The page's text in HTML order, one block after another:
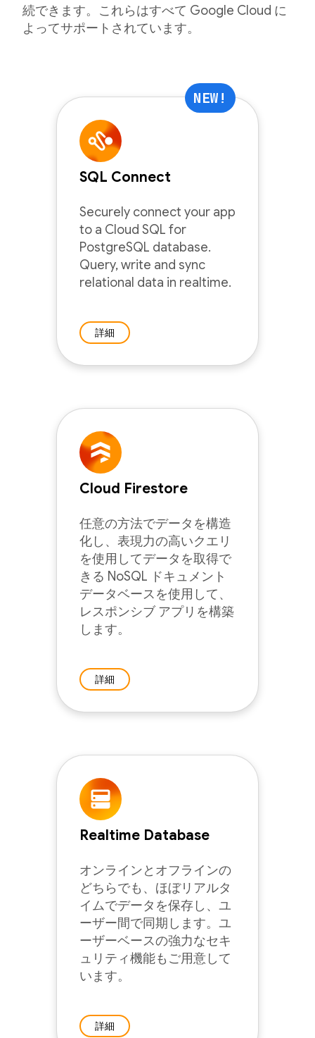
続できます。これらはすべて Google Cloud に
よってサポートされています。
NEW!
SQL Connect
Securely connect your app
to a Cloud SQL for
PostgreSQL database.
Query, write and sync
relational data in realtime.
詳細
Cloud Firestore
任意の方法でデータを構造
化し、表現力の高いクエリ
を使用してデータを取得で
きる NoSQL ドキュメント
データベースを使用して、
レスポンシブ アプリを構築
します。
詳細
Realtime Database
オンラインとオフラインの
どちらでも、ほぼリアルタ
イムでデータを保存し、ユ
ーザー間で同期します。ユ
ーザーベースの強力なセキ
ュリティ機能もご用意して
います。
詳細